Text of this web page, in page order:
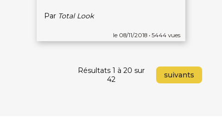
le 08/11/2018 • 5444 vues
Par Total Look
Résultats 1 à 20 sur
42
suivants